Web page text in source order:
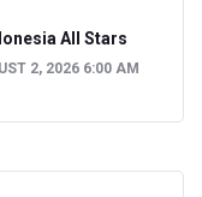
All Stars
2, 2026 6:00 AM